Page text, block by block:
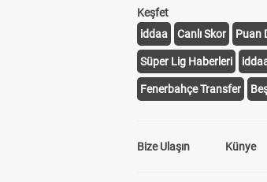
Keşfet
iddaa
Canlı Skor Puan
Süper Lig Haberleri
Fenerbahçe Transfer
Bize Ulaşın Künye